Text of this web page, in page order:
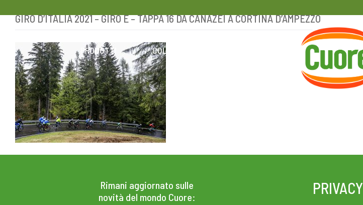
Skip
PRODOTTI COLESTEROLO
HOME
GIRO D’ITALIA 2021 – GIRO E – TAPPA 16 DA CANAZEI A CORTINA D’AMPEZZO
Rimani aggiornato sulle
novità del mondo Cuore:
PRIVACY